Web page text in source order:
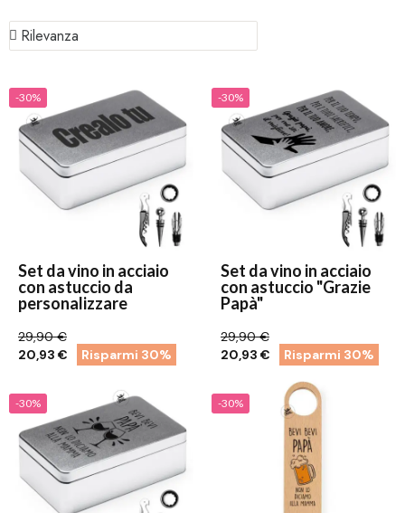
-30%
Set da vino in acciaio
con astuccio da
personalizzare
29,90 €
20,93 €
Risparmi 30%
-30%
Set da vino in acciaio
con astuccio "Grazie
Papà"
29,90 €
20,93 €
Risparmi 30%
-30% -30%